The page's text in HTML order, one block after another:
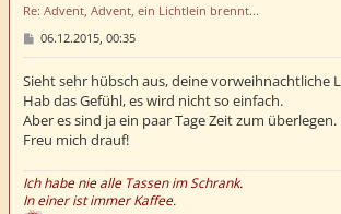
Re: Advent, Advent, ein Lichtlein brennt...
B
t
a
g
06.12.2015, 00:35
Sieht sehr hübsch aus, deine vorweihnachtliche
Hab das Gefühl, es wird nicht so einfach.
Aber es sind ja ein paar Tage Zeit zum überlegen.
Freu mich drauf!
Ich habe nie alle Tassen im Schrank.
In einer ist immer Kaffee.